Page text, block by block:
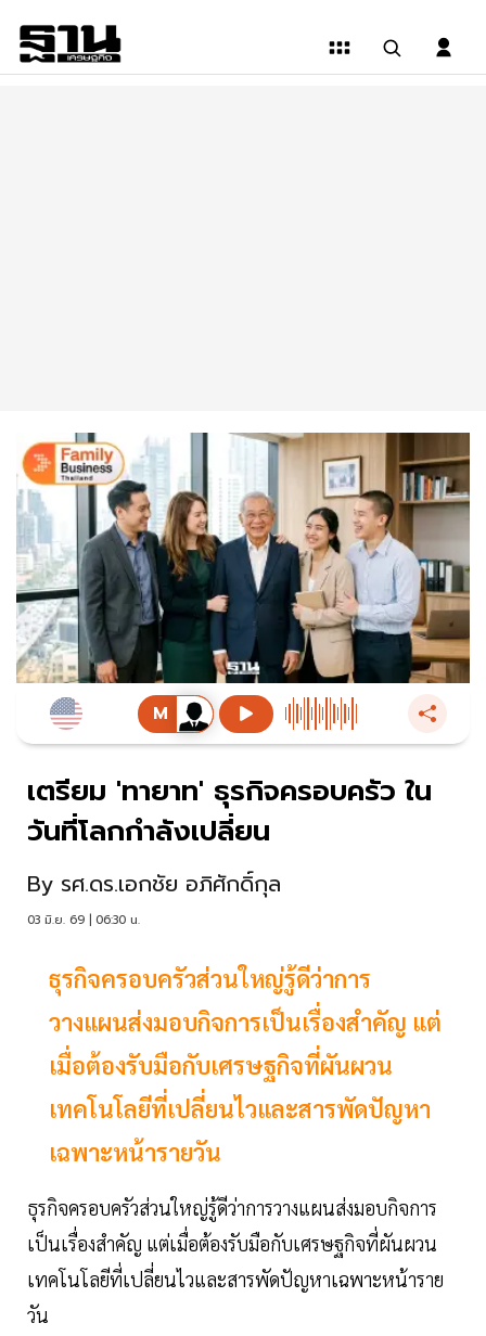
เตรียม 'ทายาท' ธุรกิจครอบครัว ใน
วันที่โลกกำลังเปลี่ยน
By รศ.ดร.เอกชัย อภิศักดิ์กุล
03 มิ.ย. 69 | 06:30 น.
ธุรกิจครอบครัวส่วนใหญ่รู้ดีว่าการ
วางแผนส่งมอบกิจการเป็นเรื่องสำคัญ แต่
เมื่อต้องรับมือกับเศรษฐกิจที่ผันผวน
เทคโนโลยีที่เปลี่ยนไวและสารพัดปัญหา
เฉพาะหน้ารายวัน
ธุรกิจครอบครัวส่วนใหญ่รู้ดีว่าการวางแผนส่งมอบกิจการ
เป็นเรื่องสำคัญ แต่เมื่อต้องรับมือกับเศรษฐกิจที่ผันผวน
เทคโนโลยีที่เปลี่ยนไวและสารพัดปัญหาเฉพาะหน้าราย
วัน